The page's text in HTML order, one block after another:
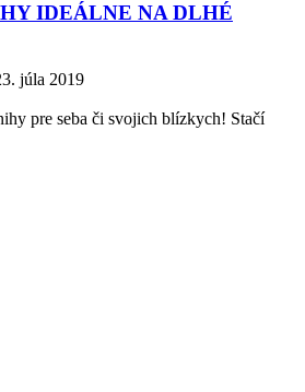
IDEÁLNE NA DLHÉ
júla 2019
pre seba či svojich blízkych! Stačí